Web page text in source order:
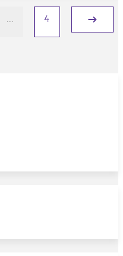
... 4
Дальше